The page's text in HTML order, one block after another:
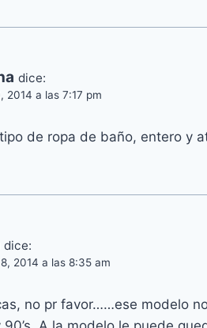
dice:
2014 a las 7:17 pm
de ropa de baño, entero y
dice:
2014 a las 8:35 am
no pr favor……ese modelo